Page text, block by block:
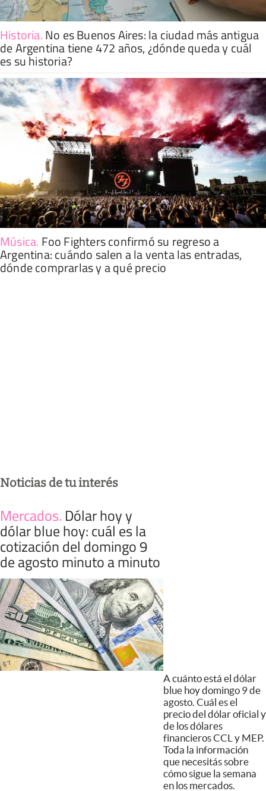
Historia.No es Buenos Aires: la ciudad más antigua
de Argentina tiene 472 años, ¿dónde queda y cuál
es su historia?
Música. Foo Fighters confirmó su regreso a
Argentina: cuándo salen a la venta las entradas,
dónde comprarlas y a qué precio
Noticias de tu interés
Mercados. Dólar hoy y
dólar blue hoy: cuál es la
cotización del domingo 9
de agosto minuto a minuto
A cuánto está el dólar
blue hoy domingo 9 de
agosto. Cuál es el
precio del dólar oficial y
de los dólares
financieros CCL y MEP.
Toda la información
que necesitás sobre
cómo sigue la semana
en los mercados.